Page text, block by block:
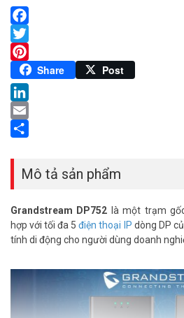
Facebook
Twitter
Pinterest
Share Post
LinkedIn
Email
Mô tả sản phẩm
Grandstream DP752 là một trạm
hợp với tối đa 5điện thoại IP dòng DP
tính di động cho người dùng doanh